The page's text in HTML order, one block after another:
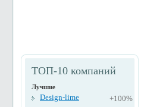
ТОП-10 компаний
Лучшие
Design-lime
+100%